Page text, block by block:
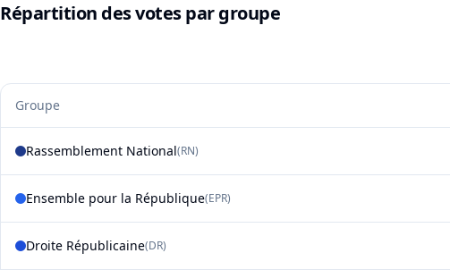
Répartition des votes par groupe
Groupe
Rassemblement National(RN)
Ensemble pour la République(EPR)
Droite Républicaine(DR)